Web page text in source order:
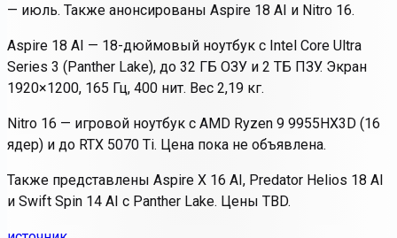
— июль. Также анонсированы Aspire 18 AI и Nitro 16.
Aspire 18 AI — 18-дюймовый ноутбук с Intel Core Ultra
Series 3 (Panther Lake), до 32 ГБ ОЗУ и 2 ТБ ПЗУ. Экран
1920×1200, 165 Гц, 400 нит. Вес 2,19 кг.
Nitro 16 — игровой ноутбук с AMD Ryzen 9 9955HX3D (16
ядер) и до RTX 5070 Ti. Цена пока не объявлена.
Также представлены Aspire X 16 AI, Predator Helios 18 AI
и Swift Spin 14 AI с Panther Lake. Цены TBD.